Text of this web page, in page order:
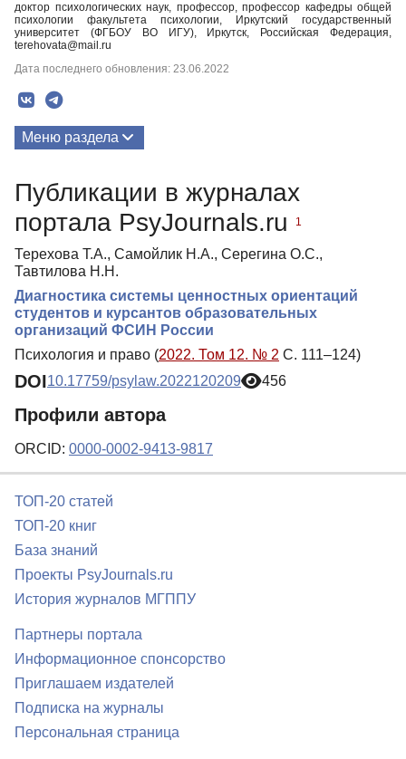
доктор психологических наук, профессор, профессор кафедры общей
психологии факультета психологии, Иркутский государственный
университет (ФГБОУ ВО ИГУ), Иркутск, Российская Федерация,
terehovata@mail.ru
Дата последнего обновления: 23.06.2022
Меню раздела
Публикации в журналах
портала PsyJournals.ru
1
Терехова Т.А., Самойлик Н.А., Серегина О.С.,
Тавтилова Н.Н.
Диагностика системы ценностных ориентаций
студентов и курсантов образовательных
организаций ФСИН России
Психология и право (2022. Том 12. № 2 С. 111–124)
DOI10.17759/psylaw.2022120209 456
Профили автора
ORCID: 0000-0002-9413-9817
ТОП-20 статей
ТОП-20 книг
База знаний
Проекты PsyJournals.ru
История журналов МГППУ
Партнеры портала
Информационное спонсорство
Приглашаем издателей
Подписка на журналы
Персональная страница